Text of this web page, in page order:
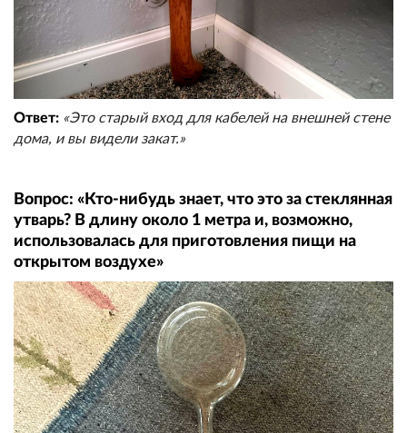
Ответ: «Это старый вход для кабелей на внешней стене
дома, и вы видели закат.»
Вопрос: «Кто-нибудь знает, что это за стеклянная
утварь? В длину около 1 метра и, возможно,
использовалась для приготовления пищи на
открытом воздухе»